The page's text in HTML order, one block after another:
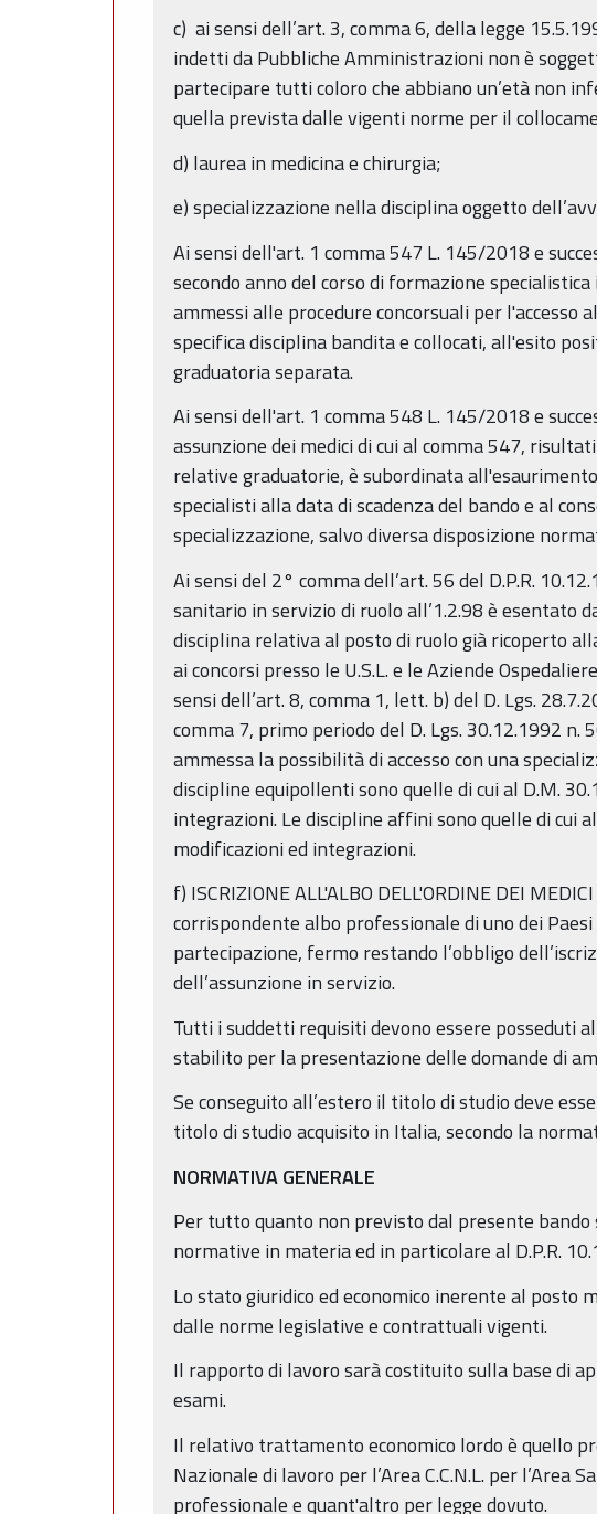
c) ai sensi dell’art. 3, comma 6, della legge
indetti da Pubbliche Amministrazioni non è
partecipare tutti coloro che abbiano un’età non
quella prevista dalle vigenti norme per il
d) laurea in medicina e chirurgia;
e) specializzazione nella disciplina oggetto
Ai sensi dell'art. 1 comma 547 L. 145/2018 e
secondo anno del corso di formazione
ammessi alle procedure concorsuali per
specifica disciplina bandita e collocati, all'esito
graduatoria separata.
Ai sensi dell'art. 1 comma 548 L. 145/2018 e
assunzione dei medici di cui al comma 547,
relative graduatorie, è subordinata
specialisti alla data di scadenza del bando e al
specializzazione, salvo diversa disposizione
Ai sensi del 2° comma dell’art. 56 del D.P.R.
sanitario in servizio di ruolo all’1.2.98 è esentato
disciplina relativa al posto di ruolo già ricoperto
ai concorsi presso le U.S.L. e le Aziende
sensi dell’art. 8, comma 1, lett. b) del D. Lgs.
comma 7, primo periodo del D. Lgs. 30.12.1992 n.
ammessa la possibilità di accesso con una
discipline equipollenti sono quelle di cui al D.M.
integrazioni. Le discipline affini sono quelle di cui
modificazioni ed integrazioni.
f) ISCRIZIONE ALL'ALBO DELL'ORDINE DEI
corrispondente albo professionale di uno dei
partecipazione, fermo restando l’obbligo
dell’assunzione in servizio.
Tutti i suddetti requisiti devono essere posseduti
stabilito per la presentazione delle domande di
Se conseguito all’estero il titolo di studio deve
titolo di studio acquisito in Italia, secondo la
NORMATIVA GENERALE
Per tutto quanto non previsto dal presente
normative in materia ed in particolare al D.P.R.
Lo stato giuridico ed economico inerente al posto
dalle norme legislative e contrattuali vigenti.
Il rapporto di lavoro sarà costituito sulla base di
esami.
Il relativo trattamento economico lordo è quello
Nazionale di lavoro per l’Area C.C.N.L. per l’Area
professionale e quant'altro per legge dovuto.